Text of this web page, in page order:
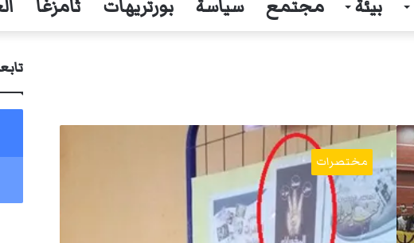
بيئة مجتمع سياسة بورتريهات ثامزغا
بسكرث:
مطوية
حول
المخدرات
ذات
طابع
عنصري
مختصرات